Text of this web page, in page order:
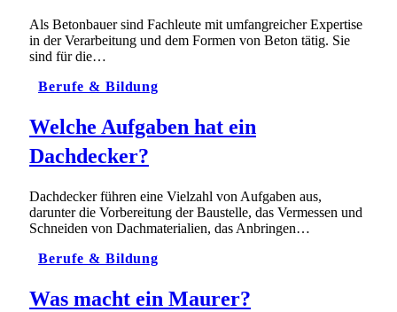
Als Betonbauer sind Fachleute mit umfangreicher Expertise
in der Verarbeitung und dem Formen von Beton tätig. Sie
sind für die…
Berufe & Bildung
Welche Aufgaben hat ein
Dachdecker?
Dachdecker führen eine Vielzahl von Aufgaben aus,
darunter die Vorbereitung der Baustelle, das Vermessen und
Schneiden von Dachmaterialien, das Anbringen…
Berufe & Bildung
Was macht ein Maurer?